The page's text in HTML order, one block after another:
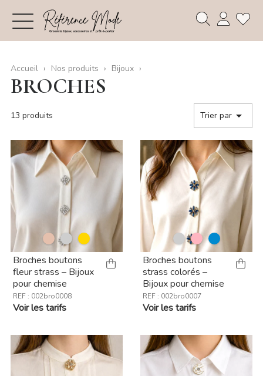
Accueil Nos produits Bijoux
BROCHES
13 produits Trier par 
Broches boutons
fleur strass – Bijoux
pour chemise
REF : 002bro0008
Voir les tarifs
Broches boutons
strass colorés –
Bijoux pour chemise
REF : 002bro0007
Voir les tarifs